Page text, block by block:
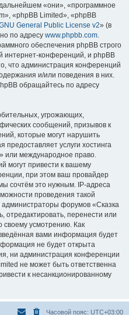
«они», «программное
«phpBB Limited», «phpBB
General Public License v2» (в
по адресу www.phpbb.com.
обеспечения phpBB строго
интернет-конференций, и phpBB
что администрация конференций
и/или поведения в них.
обращайтесь по адресу
угрожающих,
сообщений, призывов к
которые могут нарушить
услуги хостинга
или международное право.
могут привести к вашему
при этом ваш провайдер
сочтём это нужным. IP-адреса
проведения такой
администраторы форумов «Сказка
отредактировать, перенести или
усмотрению. Как
вами информация будет
не будет открыта
ни администрация конференции
не может быть ответственна
к несанкционированному
Часовой пояс: UTC+03:00